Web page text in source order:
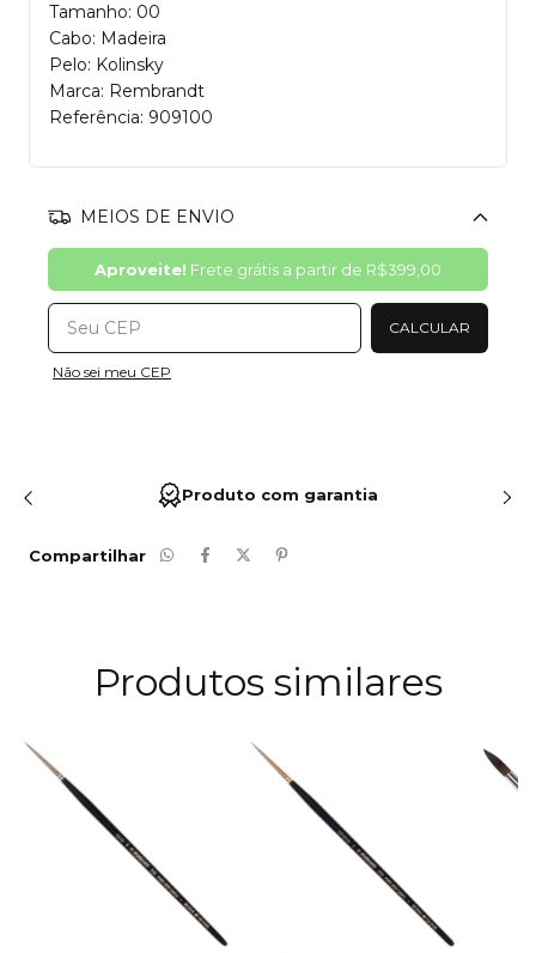
Tamanho: 00
Cabo: Madeira
Pelo: Kolinsky
Marca: Rembrandt
Referência: 909100
MEIOS DE ENVIO
Aproveite! Frete grátis a partir de R$399,00
CALCULAR
Não sei meu CEP
Produto com garantia
Compartilhar
Produtos similares